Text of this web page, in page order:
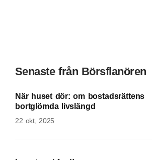
Senaste från Börsflanören
När huset dör: om bostadsrättens
bortglömda livslängd
22 okt, 2025